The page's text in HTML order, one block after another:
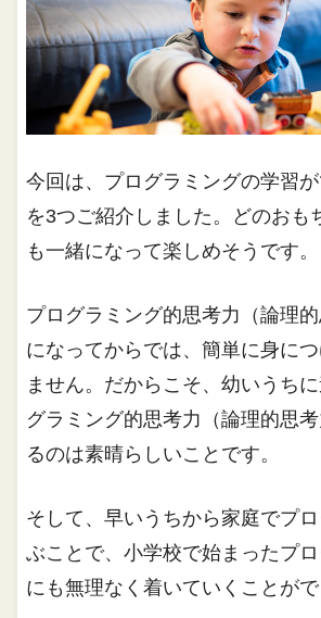
今回は、プログラミングの学習
を3つご紹介しました。どのおも
も一緒になって楽しめそうです。
プログラミング的思考力（論理
になってからでは、簡単に身に
ません。だからこそ、幼いうち
グラミング的思考力（論理的思
るのは素晴らしいことです。
そして、早いうちから家庭でプ
ぶことで、小学校で始まったプ
にも無理なく着いていくことがで